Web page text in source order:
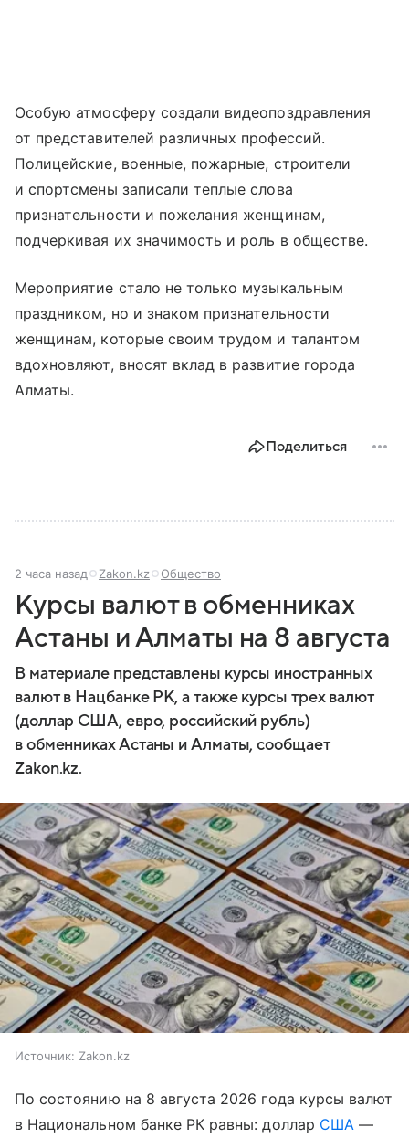
Особую атмосферу создали видеопоздравления
от представителей различных профессий.
Полицейские, военные, пожарные, строители
и спортсмены записали теплые слова
признательности и пожелания женщинам,
подчеркивая их значимость и роль в обществе.
Мероприятие стало не только музыкальным
праздником, но и знаком признательности
женщинам, которые своим трудом и талантом
вдохновляют, вносят вклад в развитие города
Алматы.
Поделиться
2 часа назад Zakon.kz Общество
Курсы валют в обменниках
Астаны и Алматы на 8 августа
В материале представлены курсы иностранных
валют в Нацбанке РК, а также курсы трех валют
(доллар США, евро, российский рубль)
в обменниках Астаны и Алматы, сообщает
Zakon.kz.
Источник: Zakon.kz
По состоянию на 8 августа 2026 года курсы валют
в Национальном банке РК равны: доллар США—